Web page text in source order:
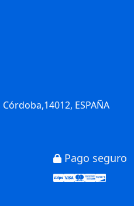
ESPAÑA
Pago seguro
Stripe
Visa